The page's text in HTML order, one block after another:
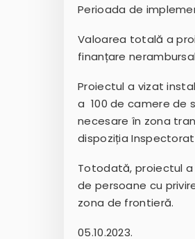
Perioada de
Valoarea totală a
finanțare
Proiectul a vizat
a 100 de camere de
necesare în zona
dispoziția
Totodată, proiectul
de persoane cu
zona de frontieră.
05.10.2023.